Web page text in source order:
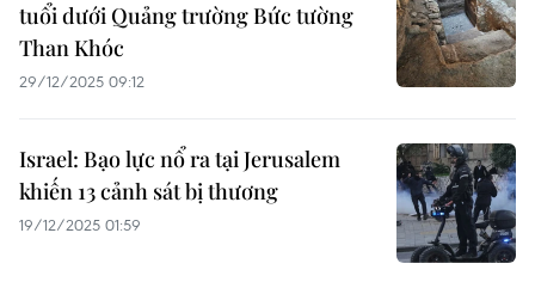
tuổi dưới Quảng trường Bức tường
Than Khóc
29/12/2025 09:12
Israel: Bạo lực nổ ra tại Jerusalem
khiến 13 cảnh sát bị thương
19/12/2025 01:59